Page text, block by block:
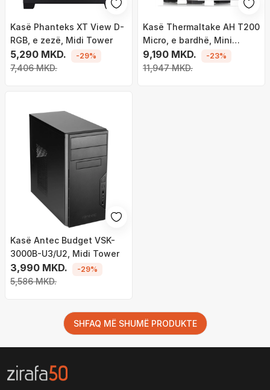
Kasë Phanteks XT View D-
RGB, e zezë, Midi Tower
5,290 MKD.
7,406 MKD.
-29%
Kasë Thermaltake AH T200
Micro, e bardhë, Mini
Tower
9,190 MKD.
11,947 MKD.
-23%
Kasë Antec Budget VSK-
3000B-U3/U2, Midi Tower
3,990 MKD.
5,586 MKD.
-29%
SHFAQ MË SHUMË PRODUKTE